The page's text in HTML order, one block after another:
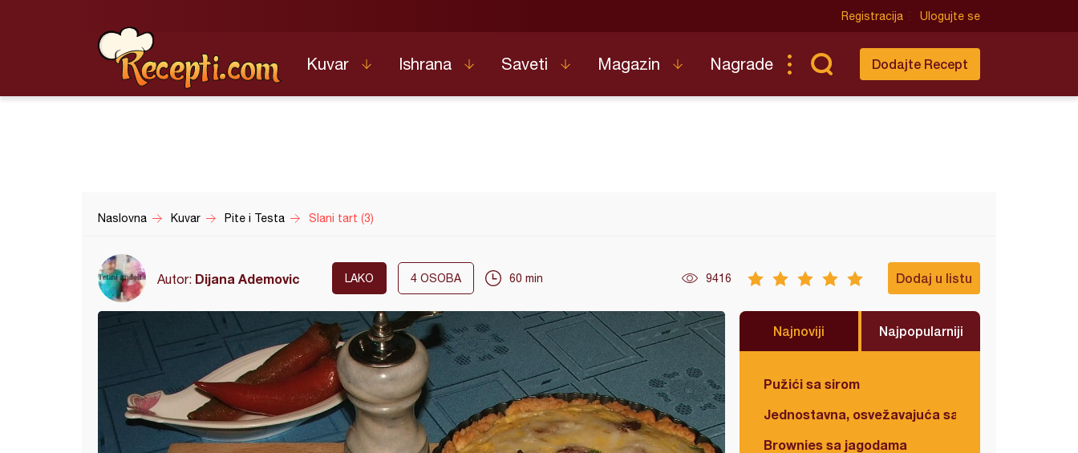
Registracija Ulogujte se
Kuvar Ishrana Saveti Magazin Nagrade Dodajte Recept
Naslovna Kuvar Pite i Testa Slani tart (3)
Autor: Dijana Ademovic LAKO 4 OSOBA 60 min 9416 Dodaj u listu
Najnoviji Najpopularniji
Pužići sa sirom
Jednostavna, osvežavajuća salata
Brownies sa jagodama